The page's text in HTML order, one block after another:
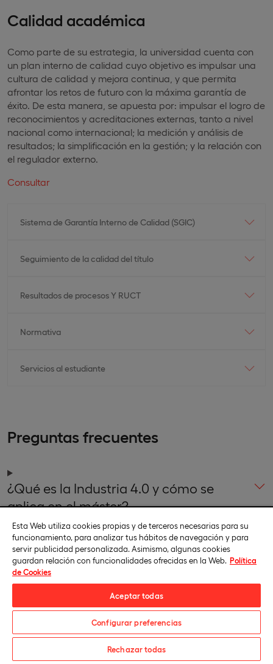
Calidad académica
Como parte de su estrategia, la universidad cuenta con
un plan interno de calidad cuyo objetivo es impulsar una
cultura de calidad y mejora continua, y que permita
afrontar los retos de futuro con la máxima garantía de
éxito. De esta manera, se apuesta por: impulsar el logro de
reconocimientos y acreditaciones externas, tanto a nivel
nacional como internacional; la medición y análisis de
resultados; la simplificación en la gestión; y la relación con
el regulador externo.
Consultar
Sistema de Garantía Interno de Calidad (SGIC)
Seguimiento de la calidad del título
Resultados de procesos Y RUCT
Normativa
Servicios al estudiante
Preguntas frecuentes
¿Qué es la Industria 4.0 y cómo se
aplica en el máster?
¿Qué aprenderé en un máster en
industria 4.0?
¿El máster tiene enfoque másDescarga el catálogo
Esta Web utiliza cookies propias y de terceros necesarias para su
funcionamiento, para analizar tus hábitos de navegación y para
servir publicidad personalizada. Asimismo, algunas cookies
guardan relación con funcionalidades ofrecidas en la Web. Política
de Cookies
Aceptar todas
Configurar preferencias
Rechazar todas